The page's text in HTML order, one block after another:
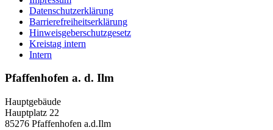
Datenschutzerklärung
Barrierefreiheitserklärung
Hinweisgeberschutzgesetz
Kreistag intern
Intern
Pfaffenhofen a. d. Ilm
Hauptgebäude
Hauptplatz 22
85276 Pfaffenhofen a.d.Ilm